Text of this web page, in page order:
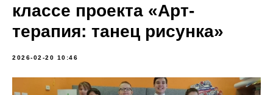
классе проекта «Арт-
терапия: танец рисунка»
2026-02-20 10:46